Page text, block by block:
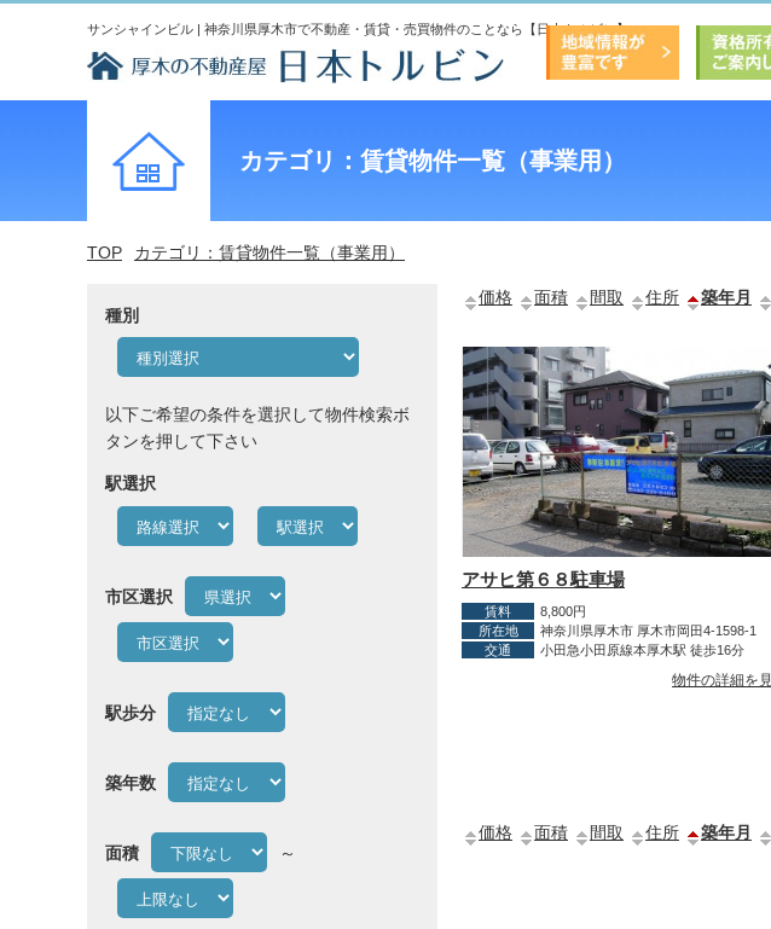
サンシャインビル | 神奈川県厚木市で不動産・賃貸・売買物件のことなら【日本トルビン】
カテゴリ：賃貸物件一覧（事業用）
TOP カテゴリ：賃貸物件一覧（事業用）
価格 面積 間取 住所 築年月
アサヒ第６８駐車場
賃料
8,800円
所在地
神奈川県厚木市 厚木市岡田4-1598-1
交通
小田急小田原線本厚木駅 徒歩16分
物件の詳細を
価格 面積 間取 住所 築年月
種別
以下ご希望の条件を選択して物件検索ボ
タンを押して下さい
駅選択
市区選択
駅歩分
築年数
面積 ～